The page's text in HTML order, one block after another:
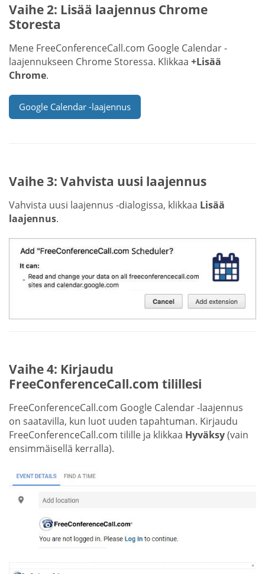
Vaihe 2: Lisää laajennus Chrome
Storesta
Mene FreeConferenceCall.com Google Calendar -
laajennukseen Chrome Storessa. Klikkaa +Lisää
Chrome.
Google Calendar -laajennus
Vaihe 3: Vahvista uusi laajennus
Vahvista uusi laajennus -dialogissa, klikkaa Lisää
laajennus.
Vaihe 4: Kirjaudu
FreeConferenceCall.com tilillesi
FreeConferenceCall.com Google Calendar -laajennus
on saatavilla, kun luot uuden tapahtuman. Kirjaudu
FreeConferenceCall.com tilille ja klikkaa Hyväksy(vain
ensimmäisellä kerralla).